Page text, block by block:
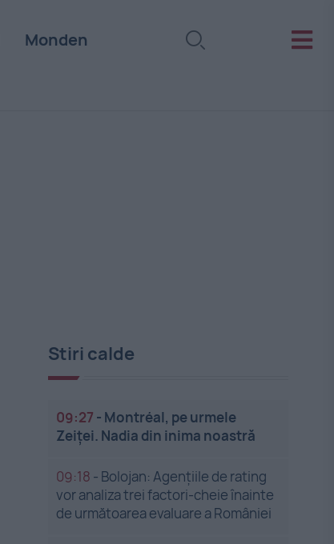
Monden
Stiri calde
09:27 - Montréal, pe urmele
Zeiței. Nadia din inima noastră
09:18 - Bolojan: Agențiile de rating
vor analiza trei factori-cheie înainte
de următoarea evaluare a României